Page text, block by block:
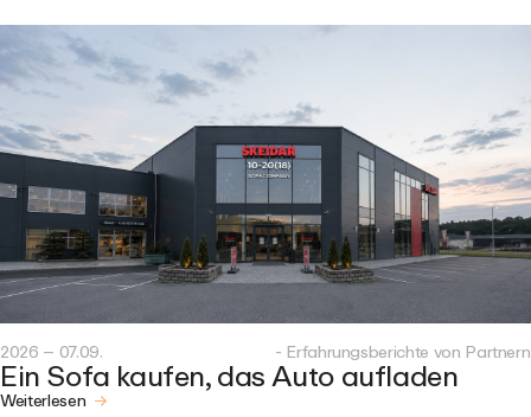
2026 – 07.09. - Erfahrungsberichte von Partnern
Ein Sofa kaufen, das Auto aufladen
Weiterlesen